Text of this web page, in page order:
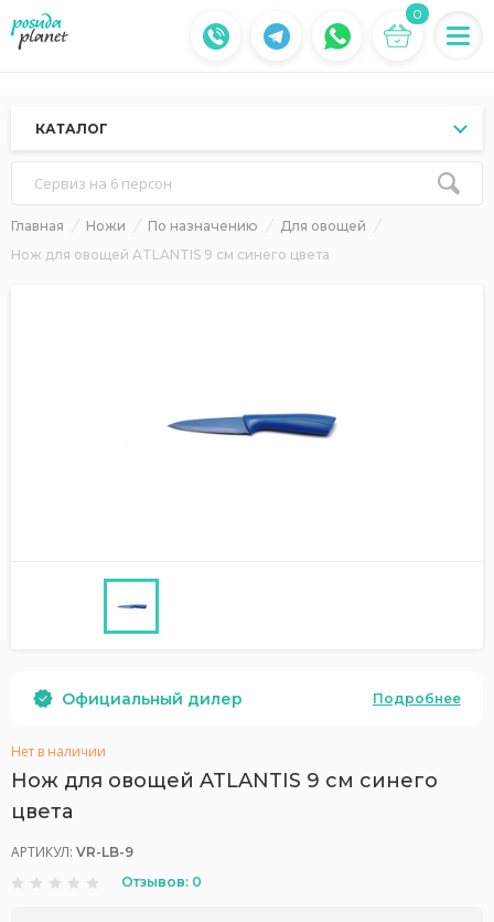
0
КАТАЛОГ
Сервиз на 6 персон
Главная Ножи По назначению
Для овощей
Нож для овощей ATLANTIS 9 см синего цвета
Официальный дилер Подробнее
Нет в наличии
Нож для овощей ATLANTIS 9 см синего
цвета
АРТИКУЛ: VR-LB-9
Отзывов: 0